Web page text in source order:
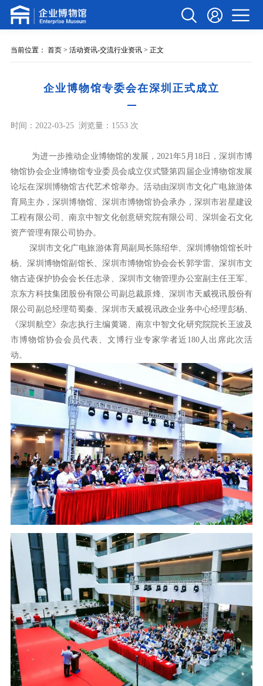
当前位置： 首页> 活动资讯-交流行业资讯> 正文
企业博物馆专委会在深圳正式成立
时间：2022-03-25 浏览量：1553 次
为进一步推动企业博物馆的发展，2021年5月18日，深圳市博
物馆协会企业博物馆专业委员会成立仪式暨第四届企业博物馆发展
论坛在深圳博物馆古代艺术馆举办。活动由深圳市文化广电旅游体
育局主办，深圳博物馆、深圳市博物馆协会承办，深圳市岩星建设
工程有限公司、南京中智文化创意研究院有限公司、深圳金石文化
资产管理有限公司协办。
深圳市文化广电旅游体育局副局长陈绍华、深圳博物馆馆长叶
杨、深圳博物馆副馆长、深圳市博物馆协会会长郭学雷、深圳市文
物古迹保护协会会长任志录、深圳市文物管理办公室副主任王军、
京东方科技集团股份有限公司副总裁原烽、深圳市天威视讯股份有
限公司副总经理苟蜀秦、深圳市天威视讯政企业务中心经理彭杨、
《深圳航空》杂志执行主编黄璐、南京中智文化研究院院长王波及
市博物馆协会会员代表、文博行业专家学者近180人出席此次活
动。